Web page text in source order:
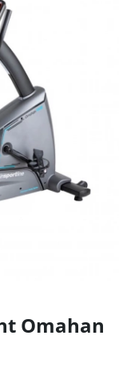
Omahan